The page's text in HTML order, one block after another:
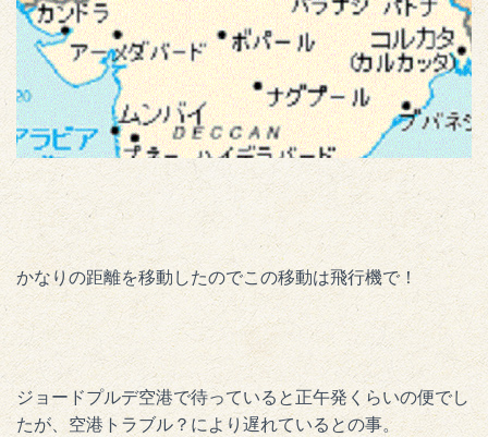
かなりの距離を移動したのでこの移動は飛行機で！
ジョードプルデ空港で待っていると正午発くらいの便でし
たが、空港トラブル？により遅れているとの事。